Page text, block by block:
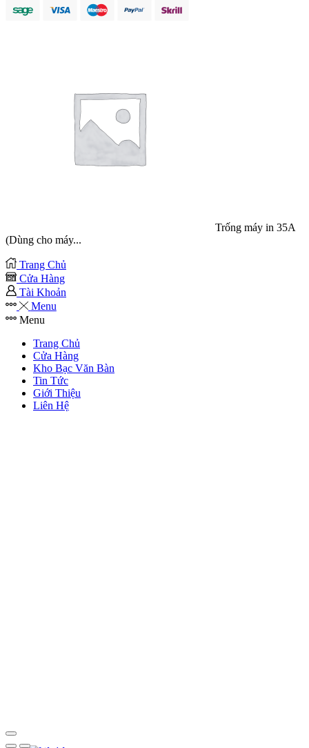
Trống máy in 35A
(Dùng cho máy...
Trang Chủ
Cửa Hàng
Tài Khoản
Menu
Menu
Trang Chủ
Cửa Hàng
Kho Bạc Văn Bàn
Tin Tức
Giới Thiệu
Liên Hệ